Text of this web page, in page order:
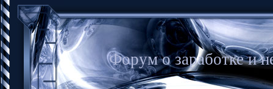
Форум о заработке